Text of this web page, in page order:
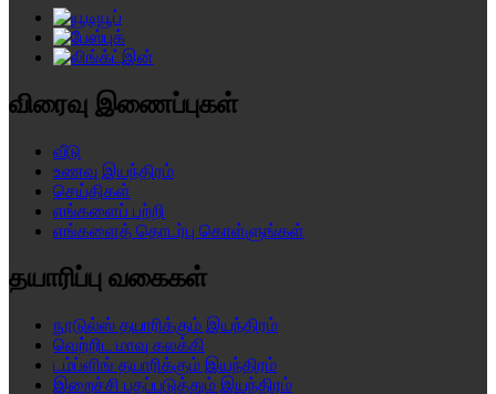
விரைவு இணைப்புகள்
வீடு
உணவு இயந்திரம்
செய்திகள்
எங்களைப் பற்றி
எங்களைத் தொடர்பு கொள்ளுங்கள்
தயாரிப்பு வகைகள்
நூடுல்ஸ் தயாரிக்கும் இயந்திரம்
வெற்றிட மாவு கலக்கி
டம்ப்ளிங் தயாரிக்கும் இயந்திரம்
இறைச்சி பதப்படுத்தும் இயந்திரம்